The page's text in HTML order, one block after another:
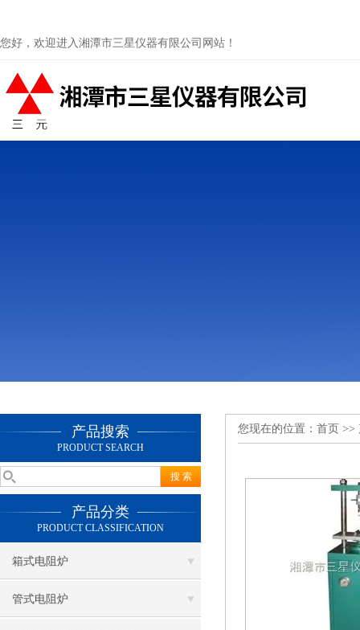
您好，欢迎进入湘潭市三星仪器有限公司网站！
产品搜索
PRODUCT SEARCH
产品分类
PRODUCT CLASSIFICATION
箱式电阻炉
管式电阻炉
您现在的位置： 首页 >>